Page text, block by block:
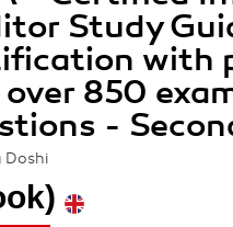
Study
with
over 850
-
Doshi